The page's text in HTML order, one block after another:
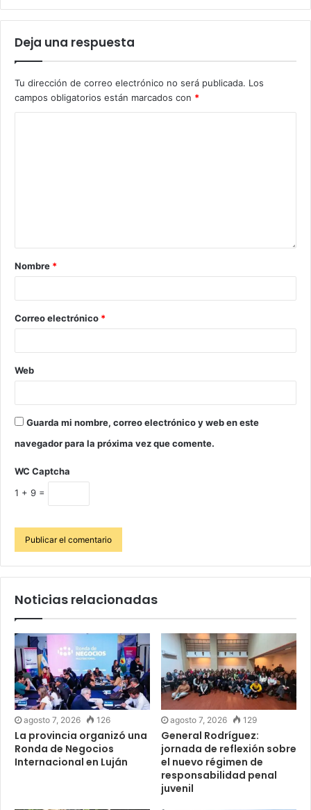
Deja una respuesta
Tu dirección de correo electrónico no será publicada. Los
campos obligatorios están marcados con *
Nombre *
Correo electrónico *
Web
Guarda mi nombre, correo electrónico y web en este
navegador para la próxima vez que comente.
WC Captcha
1 + 9 =
Noticias relacionadas
agosto 7, 2026 126
La provincia organizó una
Ronda de Negocios
Internacional en Luján
agosto 7, 2026 129
General Rodríguez:
jornada de reflexión sobre
el nuevo régimen de
responsabilidad penal
juvenil